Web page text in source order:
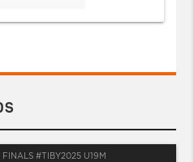
FINALS #TIBY2025 U19M